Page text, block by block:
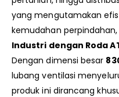
yang mengutamakan
kemudahan perpindahan,
Industri dengan Roda
Dengan dimensi besar
lubang ventilasi
produk ini dirancang